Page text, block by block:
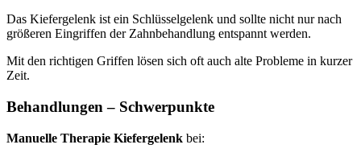
Das Kiefergelenk ist ein Schlüsselgelenk und sollte nicht nur nach
größeren Eingriffen der Zahnbehandlung entspannt werden.
Mit den richtigen Griffen lösen sich oft auch alte Probleme in kurzer
Zeit.
Behandlungen – Schwerpunkte
Manuelle Therapie Kiefergelenk bei: